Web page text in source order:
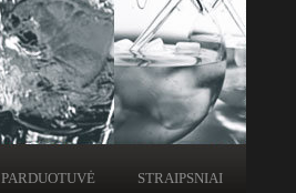
PARDUOTUVĖ STRAIPSNIAI